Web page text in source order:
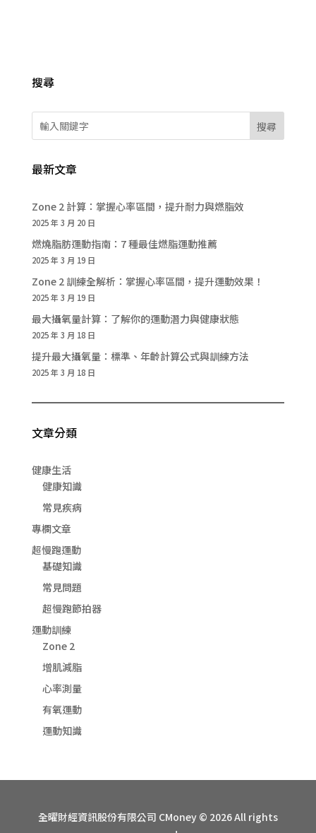
搜尋
搜尋
最新文章
Zone 2 計算：掌握心率區間，提升耐力與燃脂效
2025 年 3 月 20 日
燃燒脂肪運動指南：7 種最佳燃脂運動推薦
2025 年 3 月 19 日
Zone 2 訓練全解析：掌握心率區間，提升運動效果！
2025 年 3 月 19 日
最大攝氧量計算：了解你的運動潛力與健康狀態
2025 年 3 月 18 日
提升最大攝氧量：標準、年齡計算公式與訓練方法
2025 年 3 月 18 日
文章分類
健康生活
健康知識
常見疾病
專欄文章
超慢跑運動
基礎知識
常見問題
超慢跑節拍器
運動訓練
Zone 2
增肌減脂
心率測量
有氧運動
運動知識
全曜財經資訊股份有限公司 CMoney © 2026 All rights